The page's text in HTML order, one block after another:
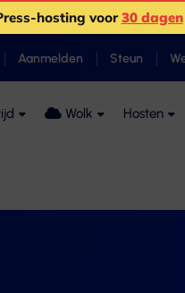
hosting voor30 dagen
Aanmelden Steun
Wolk Hosten